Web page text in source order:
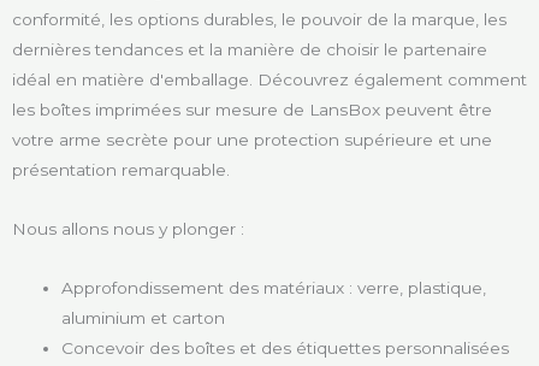
conformité, les options durables, le pouvoir de la marque, les
dernières tendances et la manière de choisir le partenaire
idéal en matière d'emballage. Découvrez également comment
les boîtes imprimées sur mesure de LansBox peuvent être
votre arme secrète pour une protection supérieure et une
présentation remarquable.
Nous allons nous y plonger :
Approfondissement des matériaux : verre, plastique,
aluminium et carton
Concevoir des boîtes et des étiquettes personnalisées